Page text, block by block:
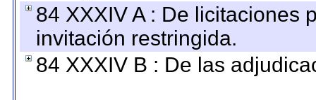
84 XXXIV A : De licitaciones
invitación restringida.
84 XXXIV B : De las